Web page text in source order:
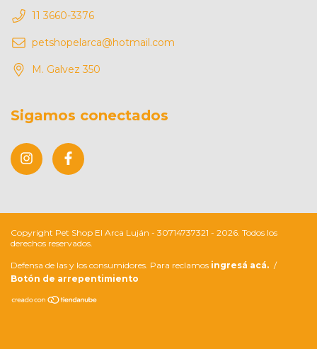
11 3660-3376
petshopelarca@hotmail.com
M. Galvez 350
Sigamos conectados
Copyright Pet Shop El Arca Luján - 30714737321 - 2026. Todos los
derechos reservados.
Defensa de las y los consumidores. Para reclamos ingresá acá. /
Botón de arrepentimiento